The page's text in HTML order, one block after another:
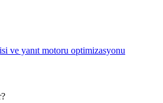
ve yanıt motoru optimizasyonu